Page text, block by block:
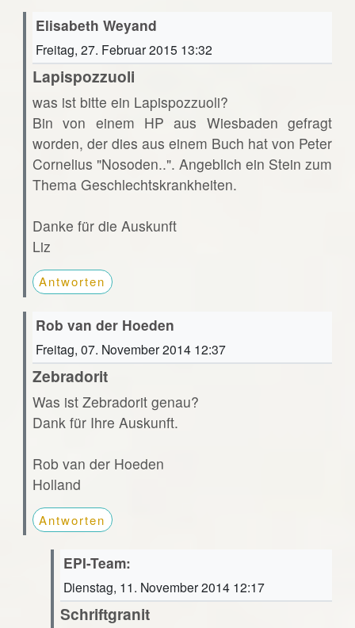
Elisabeth Weyand
Freitag, 27. Februar 2015 13:32
Lapispozzuoli
was ist bitte ein Lapispozzuoli?
Bin von einem HP aus Wiesbaden gefragt
worden, der dies aus einem Buch hat von Peter
Cornelius "Nosoden..". Angeblich ein Stein zum
Thema Geschlechtskrankheiten.
Danke für die Auskunft
Liz
Antworten
Rob van der Hoeden
Freitag, 07. November 2014 12:37
Zebradorit
Was ist Zebradorit genau?
Dank für Ihre Auskunft.
Rob van der Hoeden
Holland
Antworten
EPI-Team:
Dienstag, 11. November 2014 12:17
Schriftgranit